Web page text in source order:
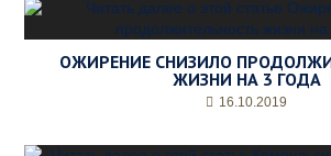
ОЖИРЕНИЕ СНИЗИЛО
ЖИЗНИ НА 3 ГОДА
16.10.2019